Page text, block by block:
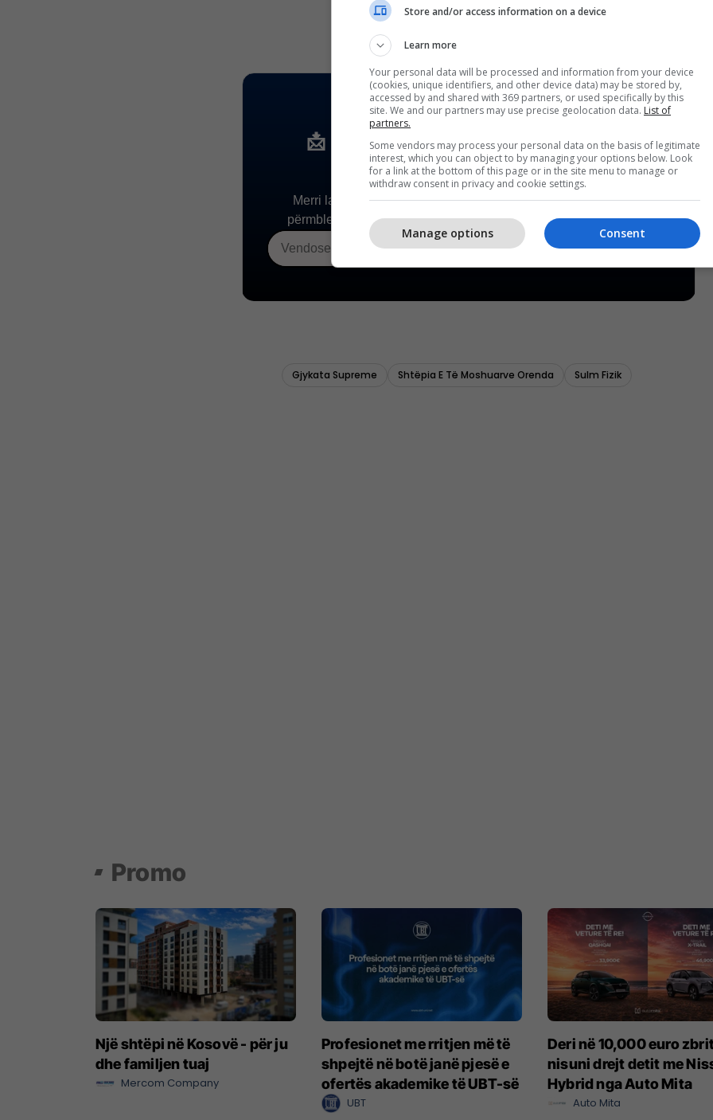
Store and/or access information on a device
Learn more
Your personal data will be processed and information from your device
(cookies, unique identifiers, and other device data) may be stored by,
accessed by and shared with 369 partners, or used specifically by this
site. We and our partners may use precise geolocation data. List of
partners.
Some vendors may process your personal data on the basis of legitimate
interest, which you can object to by managing your options below. Look
for a link at the bottom of this page or in the site menu to manage or
withdraw consent in privacy and cookie settings.
Consent
Manage options